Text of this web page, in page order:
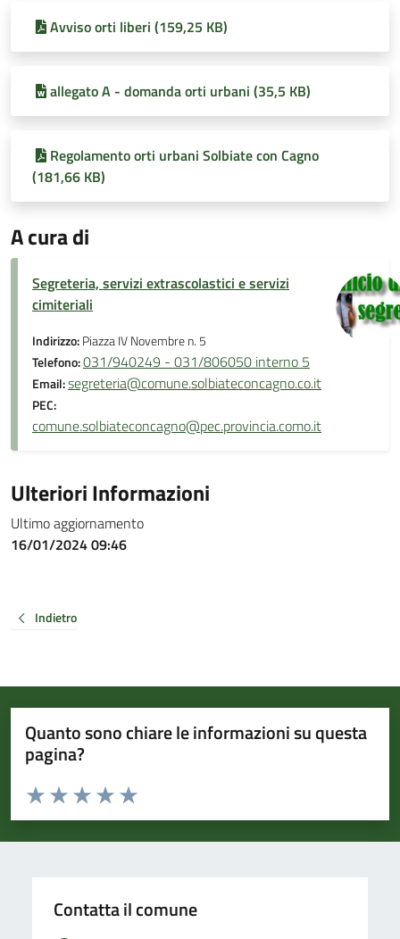
Avviso orti liberi (159,25 KB)
allegato A - domanda orti urbani (35,5 KB)
Regolamento orti urbani Solbiate con Cagno
(181,66 KB)
A cura di
Segreteria, servizi extrascolastici e servizi
cimiteriali
Indirizzo:Piazza IV Novembre n. 5
Telefono:031/940249 - 031/806050 interno 5
Email:segreteria@comune.solbiateconcagno.co.it
PEC:
comune.solbiateconcagno@pec.provincia.como.it
Ulteriori Informazioni
Ultimo aggiornamento
16/01/2024 09:46
Indietro
Quanto sono chiare le informazioni su questa
pagina?
Valuta da 1 a 5 stelle la pagina
Valuta 5 stelle su 5
Valuta 4 stelle su 5
Valuta 3 stelle su 5
Valuta 2 stelle su 5
Valuta 1 stelle su 5
Contatta il comune